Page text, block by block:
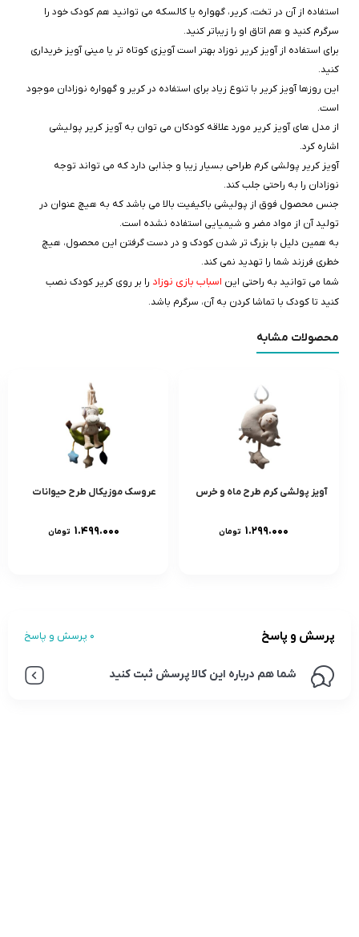
استفاده از آن در تخت، کریر، گهواره یا کالسکه می‌ توانید هم کودک خود را
سرگرم کنید و هم اتاق او را زیباتر کنید.
برای استفاده از آویز کریر نوزاد بهتر است آویزی کوتاه ‌تر یا مینی آویز خریداری
کنید.
این روزها آویز کریر با تنوع زیاد برای استفاده در کریر و گهواره نوزادان موجود
است.
از مدل‌ های آویز کریر مورد علاقه کودکان می توان به آویز کریر پولیشی
اشاره کرد.
آویز کریر پولشی کرم طراحی بسیار زیبا و جذابی دارد که می تواند توجه
نوزادان را به راحتی جلب کند.
جنس محصول فوق از پولیشی باکیفیت بالا می باشد که به هیچ عنوان در
تولید آن از مواد مضر و شیمیایی استفاده نشده است.
به همین دلیل با بزرگ تر شدن کودک و در دست گرفتن این محصول، هیچ
خطری فرزند شما را تهدید نمی کند.
شما می توانید به راحتی این اسباب بازی نوزاد را بر روی کریر کودک نصب
کنید تا کودک با تماشا کردن به آن، سرگرم باشد.
محصولات مشابه
آویز پولشی کرم طرح ماه و خرس
۱.۲۹۹.۰۰۰ تومان
عروسک موزیکال طرح حیوانات
۱.۴۹۹.۰۰۰ تومان
پرسش و پاسخ 0 پرسش و پاسخ
شما هم درباره این کالا پرسش ثبت کنید